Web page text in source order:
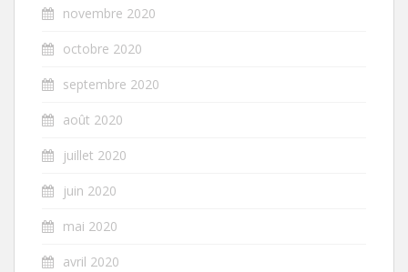
novembre 2020
octobre 2020
septembre 2020
août 2020
juillet 2020
juin 2020
mai 2020
avril 2020